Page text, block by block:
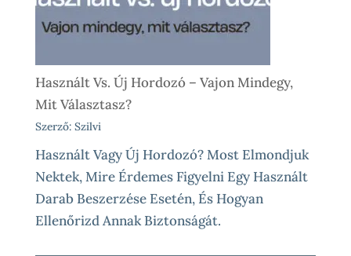
Használt Vs. Új Hordozó – Vajon Mindegy,
Mit Választasz?
Szerző: Szilvi
Használt Vagy Új Hordozó? Most Elmondjuk
Nektek, Mire Érdemes Figyelni Egy Használt
Darab Beszerzése Esetén, És Hogyan
Ellenőrizd Annak Biztonságát.